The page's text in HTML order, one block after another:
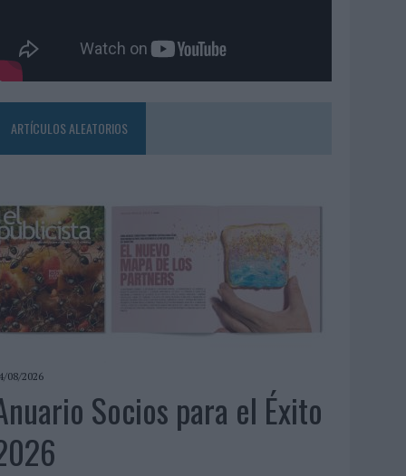
ARTÍCULOS ALEATORIOS
08/2026
Socios para el Éxito